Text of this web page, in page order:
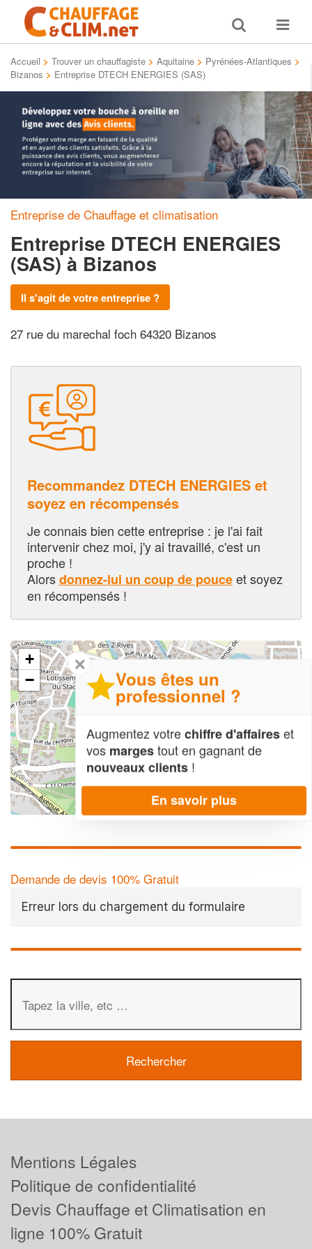
Toggle
search
Toggle
Accueil > Trouver un chauffagiste > Aquitaine > Pyrénées-Atlantiques >
Bizanos > Entreprise DTECH ENERGIES (SAS)
Entreprise de Chauffage et climatisation
Entreprise DTECH ENERGIES
(SAS)à Bizanos
Il s'agit de votre entreprise ?
27 rue du marechal foch 64320 Bizanos
Recommandez DTECH ENERGIES et
soyez en récompensés
Je connais bien cette entreprise : je l'ai fait
intervenir chez moi, j'y ai travaillé, c'est un
proche !
Alorsdonnez-lui un coup de pouceet soyez
en récompensés !
+
−
OpenStreetMap contributors,
Demande de devis 100% Gratuit
Erreur lors du chargement du formulaire
✕
Vous êtes un
professionnel ?
Augmentez votrechiffre d'affaireset
vos margestout en gagnant de
nouveaux clients !
En savoir plus
Mentions Légales
Politique de confidentialité
Devis Chauffage et Climatisation en
ligne 100% Gratuit